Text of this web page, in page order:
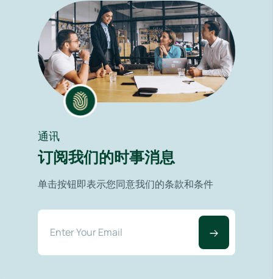
通讯
订阅我们的时事消息
单击按钮即表示您同意我们的条款和条件